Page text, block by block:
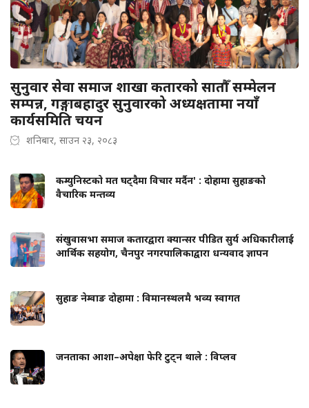
सुनुवार सेवा समाज शाखा कतारको सातौँ सम्मेलन
सम्पन्न, गङ्गाबहादुर सुनुवारको अध्यक्षतामा नयाँ
कार्यसमिति चयन
शनिबार, साउन २३, २०८३
कम्युनिस्टको मत घट्दैमा विचार मर्दैन' : दोहामा सुहाङको
वैचारिक मन्तव्य
संखुवासभा समाज कतारद्वारा क्यान्सर पीडित सुर्य अधिकारीलाई
आर्थिक सहयोग, चैनपुर नगरपालिकाद्वारा धन्यवाद ज्ञापन
सुहाङ नेम्वाङ दोहामा : विमानस्थलमै भव्य स्वागत
जनताका आशा–अपेक्षा फेरि टुट्न थाले : विप्लव